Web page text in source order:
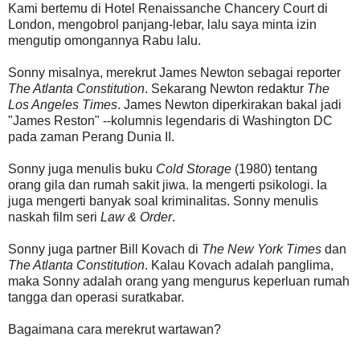
Kami bertemu di Hotel Renaissanche Chancery Court di
London, mengobrol panjang-lebar, lalu saya minta izin
mengutip omongannya Rabu lalu.
Sonny misalnya, merekrut James Newton sebagai reporter
The Atlanta Constitution. Sekarang Newton redaktur The
Los Angeles Times. James Newton diperkirakan bakal jadi
"James Reston" --kolumnis legendaris di Washington DC
pada zaman Perang Dunia II.
Sonny juga menulis buku Cold Storage (1980) tentang
orang gila dan rumah sakit jiwa. Ia mengerti psikologi. Ia
juga mengerti banyak soal kriminalitas. Sonny menulis
naskah film seri Law & Order.
Sonny juga partner Bill Kovach di The New York Times dan
The Atlanta Constitution. Kalau Kovach adalah panglima,
maka Sonny adalah orang yang mengurus keperluan rumah
tangga dan operasi suratkabar.
Bagaimana cara merekrut wartawan?